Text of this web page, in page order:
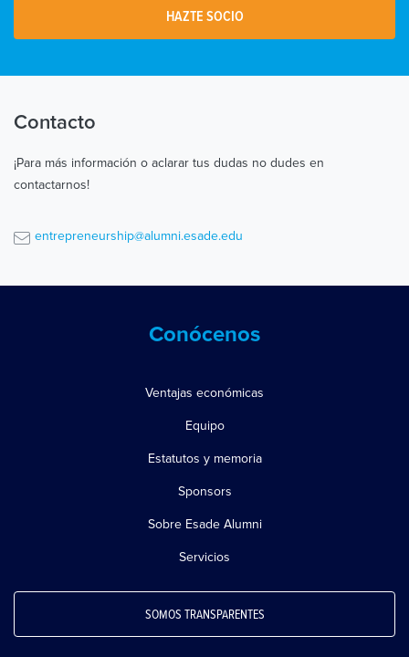
HAZTE SOCIO
Contacto
¡Para más información o aclarar tus dudas no dudes en
contactarnos!
entrepreneurship@alumni.esade.edu
Conócenos
Ventajas económicas
Equipo
Estatutos y memoria
Sponsors
Sobre Esade Alumni
Servicios
SOMOS TRANSPARENTES